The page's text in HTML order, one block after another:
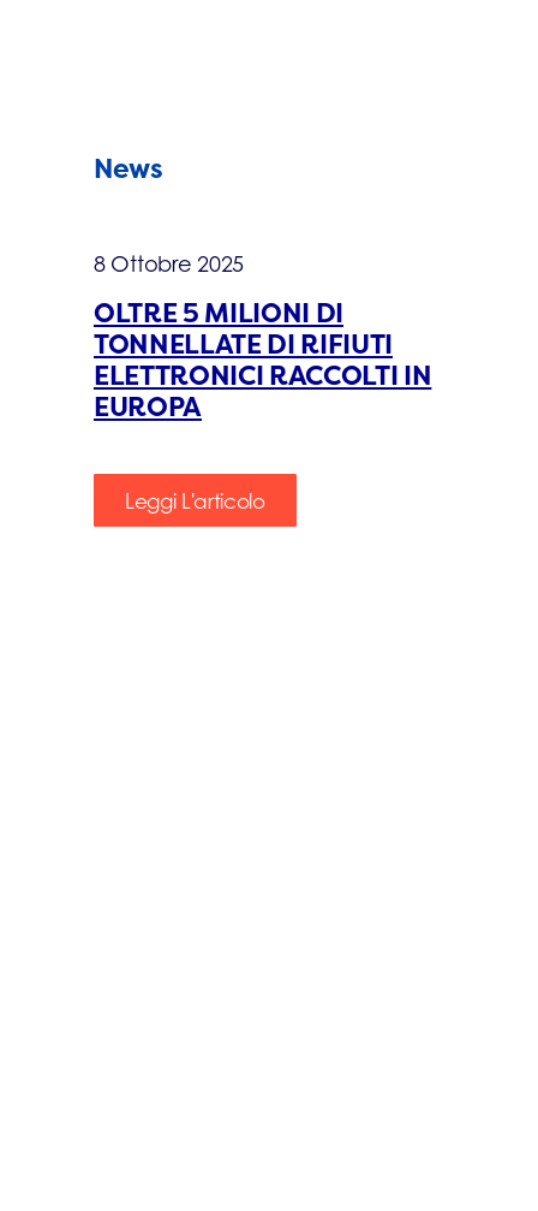
News
8 Ottobre 2025
OLTRE 5 MILIONI DI
TONNELLATE DI RIFIUTI
ELETTRONICI RACCOLTI IN
EUROPA
Leggi L'articolo